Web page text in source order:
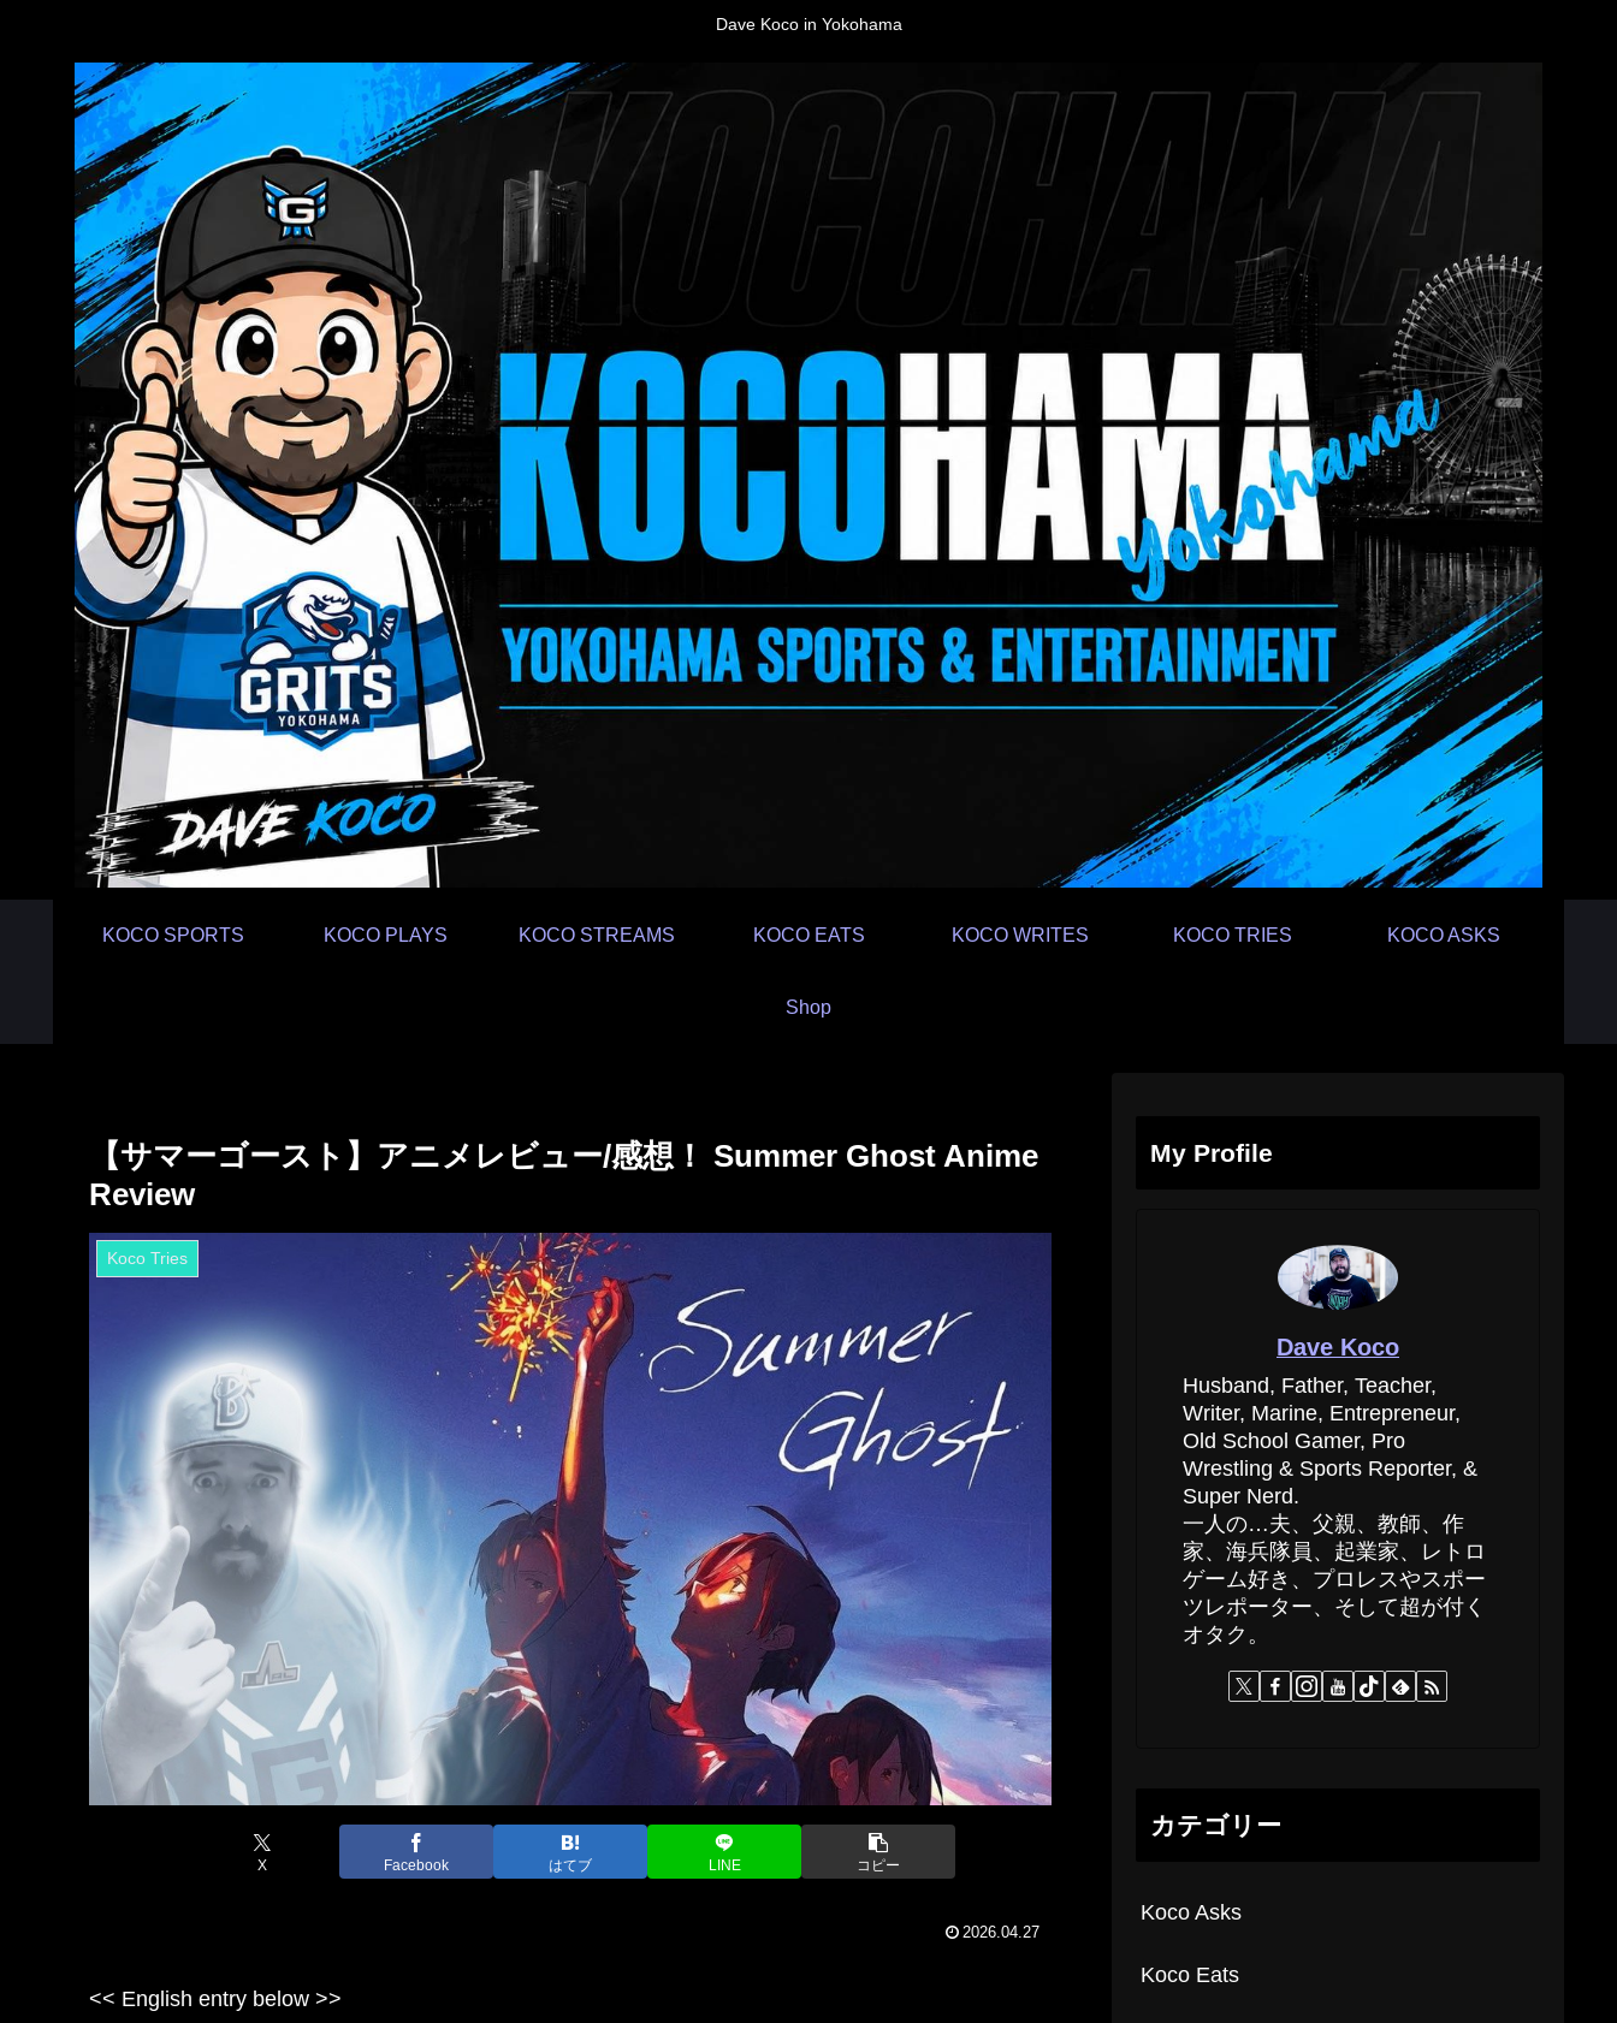
Dave Koco in Yokohama
KOCO SPORTS KOCO PLAYS KOCO STREAMS KOCO EATS KOCO WRITES KOCO TRIES KOCO ASKS
Shop
【サマーゴースト】アニメレビュー/感想！ Summer Ghost Anime
Review
Koco Tries
X Facebook はてブ LINE コピー
2026.04.27
<< English entry below >>
My Profile
Dave Koco
Husband, Father, Teacher,
Writer, Marine, Entrepreneur,
Old School Gamer, Pro
Wrestling & Sports Reporter, &
Super Nerd.
一人の…夫、父親、教師、作
家、海兵隊員、起業家、レトロ
ゲーム好き、プロレスやスポー
ツレポーター、そして超が付く
オタク。
カテゴリー
Koco Asks
Koco Eats